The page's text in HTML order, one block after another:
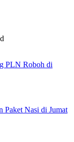
PLN Roboh di
Paket Nasi di Jumat